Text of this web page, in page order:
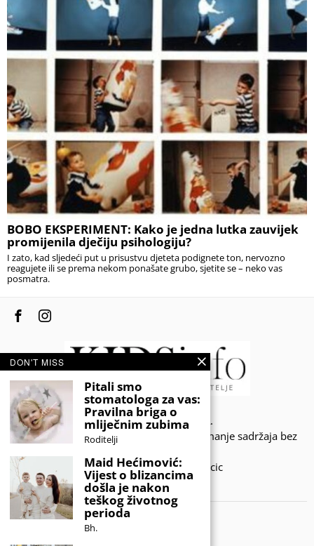
BOBO EKSPERIMENT: Kako je jedna lutka zauvijek
promijenila dječiju psihologiju?
I zato, kad sljedeći put u prisustvu djeteta podignete ton, nervozno
reagujete ili se prema nekom ponašate grubo, sjetite se – neko vas
posmatra.
© 2020 - KIDSINFO.BA.
Sva prava zadržana. Zabranjeno preuzimanje sadržaja bez
Developed by Amar SIjercic
IZAŠAO JE NOVI MAGAZIN!
DON'T MISS
Pitali smo
stomatologa za vas:
Pravilna briga o
mliječnim zubima
Roditelji
Maid Hećimović:
Vijest o blizancima
došla je nakon
teškog životnog
perioda
Bh.